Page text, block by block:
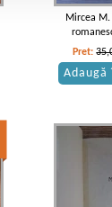
Mircea M.
Pret:
Adaugă